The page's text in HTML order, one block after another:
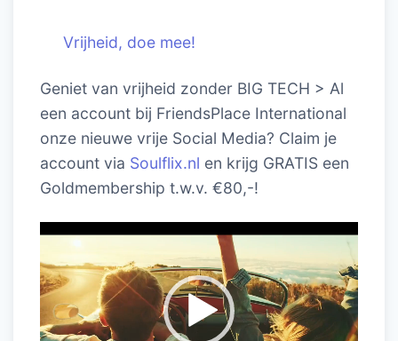
Vrijheid, doe mee!
Geniet van vrijheid zonder BIG TECH > Al
een account bij FriendsPlace International
onze nieuwe vrije Social Media? Claim je
account via Soulflix.nl en krijg GRATIS een
Goldmembership t.w.v. €80,-!
Videospeler